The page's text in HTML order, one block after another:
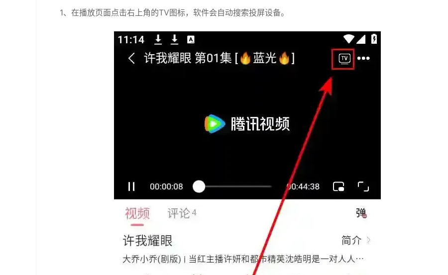
1、在播放页面点击右上角的TV图标，软件会自动搜索投屏设备。